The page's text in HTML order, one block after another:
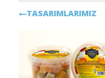
TASARIMLARIMIZ